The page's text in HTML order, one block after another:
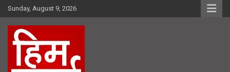
Skip
to
content
Sunday, August 9, 2026